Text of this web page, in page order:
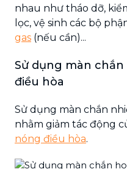
nhau như tháo dỡ,
lọc, vệ sinh các bộ
gas (nếu cần)...
Sử dụng màn
điều hòa
Sử dụng màn chắn
nhằm giảm tác động
nóng điều hòa.